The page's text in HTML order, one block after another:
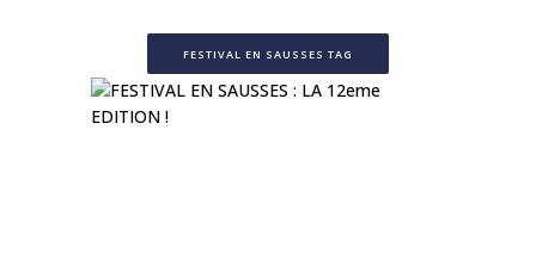
FESTIVAL EN SAUSSES TAG